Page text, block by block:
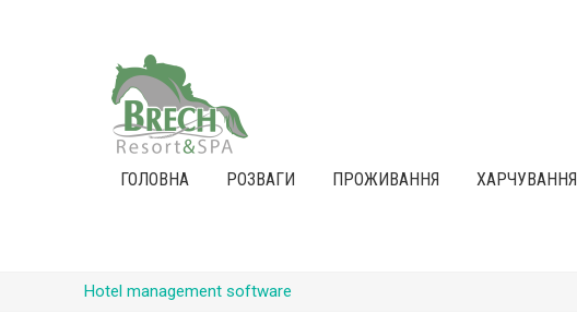
ГОЛОВНА РОЗВАГИ ПРОЖИВАННЯ ХАРЧУВАННЯ
Hotel management software